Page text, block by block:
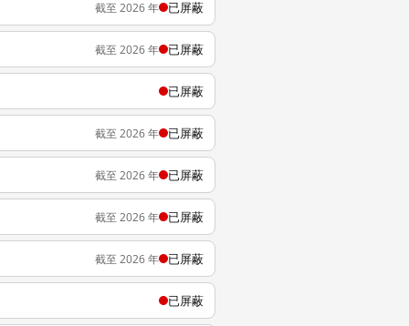
截至 2026 年 已屏蔽
截至 2026 年 已屏蔽
已屏蔽
截至 2026 年 已屏蔽
截至 2026 年 已屏蔽
截至 2026 年 已屏蔽
截至 2026 年 已屏蔽
已屏蔽